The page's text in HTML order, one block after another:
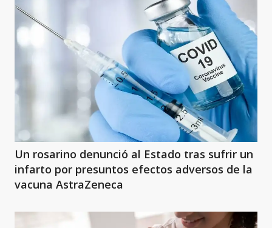
Un rosarino denunció al Estado tras sufrir un
infarto por presuntos efectos adversos de la
vacuna AstraZeneca